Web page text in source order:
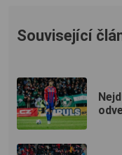
Související